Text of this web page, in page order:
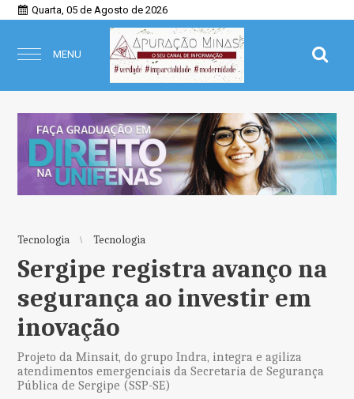
Quarta, 05 de Agosto de 2026
MENU
Tecnologia Tecnologia
Sergipe registra avanço na
segurança ao investir em
inovação
Projeto da Minsait, do grupo Indra, integra e agiliza
atendimentos emergenciais da Secretaria de Segurança
Pública de Sergipe (SSP-SE)